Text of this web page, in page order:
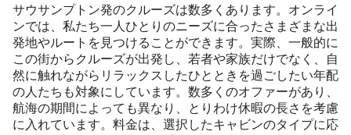
サウサンプトン発のクルーズは数多くあります。オンライ
ンでは、私たち一人ひとりのニーズに合ったさまざまな出
発地やルートを見つけることができます。実際、一般的に
この街からクルーズが出発し、若者や家族だけでなく、自
然に触れながらリラックスしたひとときを過ごしたい年配
の人たちも対象にしています。数多くのオファーがあり、
航海の期間によっても異なり、とりわけ休暇の長さを考慮
に入れています。料金は、選択したキャビンのタイプに応